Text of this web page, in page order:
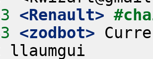
<Renault>
<zodbot>